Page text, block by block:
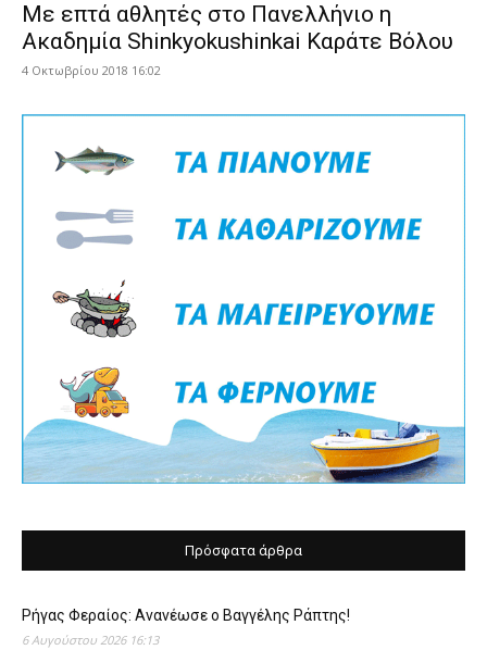
Με επτά αθλητές στο Πανελλήνιο η
Ακαδημία Shinkyokushinkai Καράτε Βόλου
4 Οκτωβρίου 2018 16:02
Πρόσφατα άρθρα
Ρήγας Φεραίος: Ανανέωσε ο Βαγγέλης Ράπτης!
6 Αυγούστου 2026 16:13